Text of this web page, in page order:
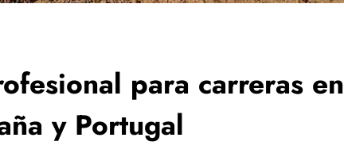
para carreras en
y Portugal